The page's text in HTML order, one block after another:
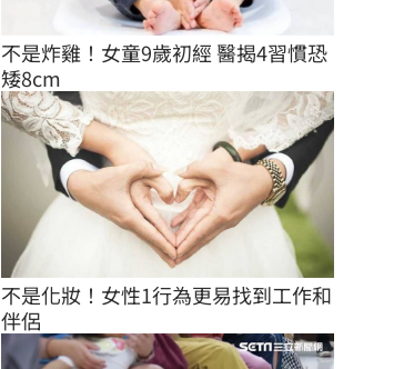
不是炸雞！女童9歲初經 醫揭4習慣恐
矮8cm
不是化妝！女性1行為更易找到工作和
伴侶